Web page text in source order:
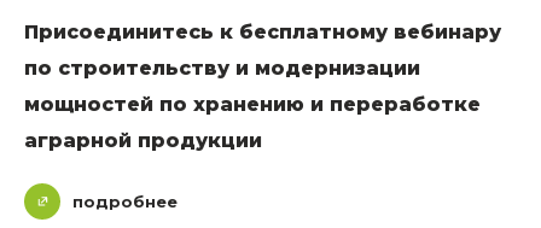
Присоединитесь к бесплатному вебинару
по строительству и модернизации
мощностей по хранению и переработке
аграрной продукции
подробнее